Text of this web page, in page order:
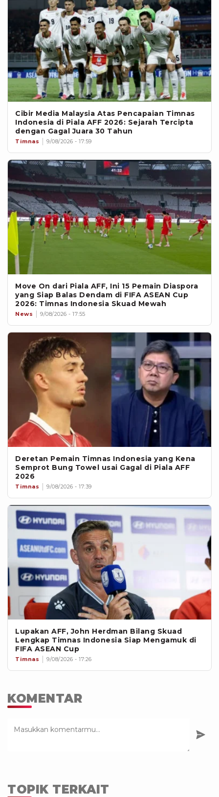
Cibir Media Malaysia Atas Pencapaian Timnas
Indonesia di Piala AFF 2026: Sejarah Tercipta
dengan Gagal Juara 30 Tahun
Timnas 9/08/2026 - 17:59
Move On dari Piala AFF, Ini 15 Pemain Diaspora
yang Siap Balas Dendam di FIFA ASEAN Cup
2026: Timnas Indonesia Skuad Mewah
News 9/08/2026 - 17:55
Deretan Pemain Timnas Indonesia yang Kena
Semprot Bung Towel usai Gagal di Piala AFF
2026
Timnas 9/08/2026 - 17:39
Lupakan AFF, John Herdman Bilang Skuad
Lengkap Timnas Indonesia Siap Mengamuk di
FIFA ASEAN Cup
Timnas 9/08/2026 - 17:26
KOMENTAR
TOPIK TERKAIT